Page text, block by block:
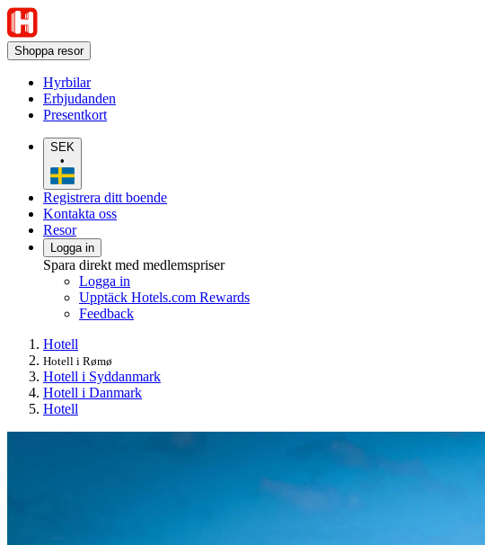
Shoppa resor
Hyrbilar
Erbjudanden
Presentkort
SEK
•
Registrera ditt boende
Kontakta oss
Resor
Logga in
Spara direkt med medlemspriser
Logga in
Upptäck Hotels.com Rewards
Feedback
Hotell
Hotell i Rømø
Hotell i Syddanmark
Hotell i Danmark
Hotell